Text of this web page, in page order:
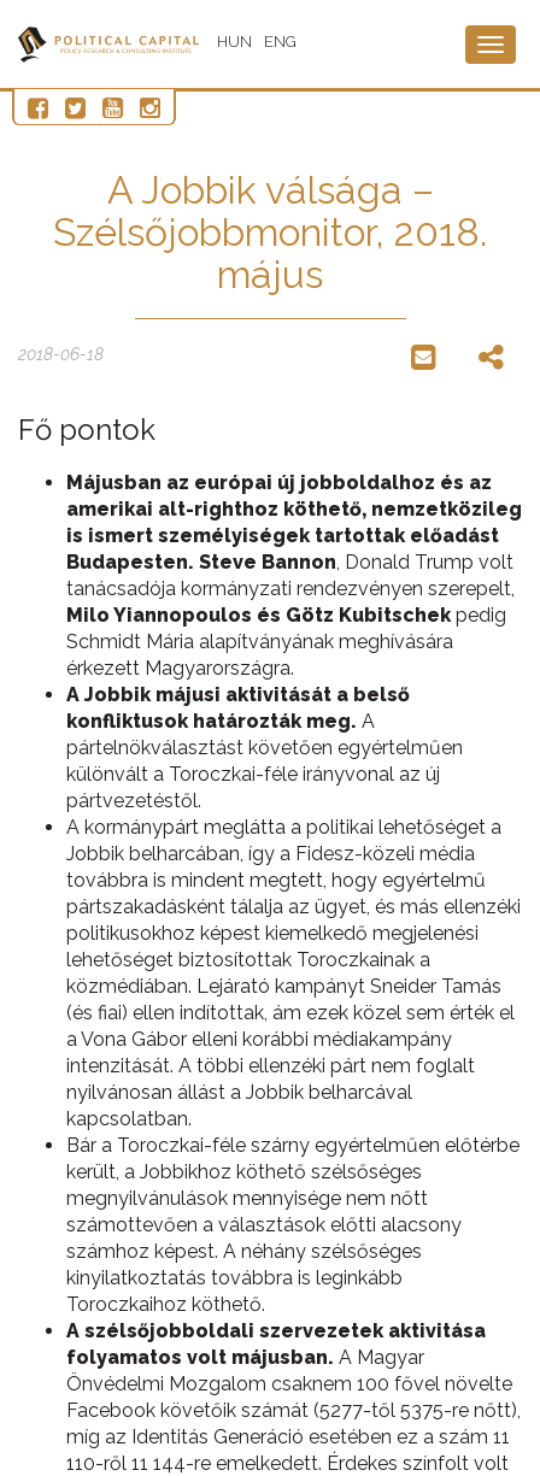
HUN ENG
A Jobbik válsága –
Szélsőjobbmonitor, 2018.
május
2018-06-18
Fő pontok
Májusban az európai új jobboldalhoz és az
amerikai alt-righthoz köthető, nemzetközileg
is ismert személyiségek tartottak előadást
Budapesten. Steve Bannon, Donald Trump volt
tanácsadója kormányzati rendezvényen szerepelt,
Milo Yiannopoulos és Götz Kubitschekpedig
Schmidt Mária alapítványának meghívására
érkezett Magyarországra.
A Jobbik májusi aktivitását a belső
konfliktusok határozták meg. A
pártelnökválasztást követően egyértelműen
különvált a Toroczkai-féle irányvonal az új
pártvezetéstől.
A kormánypárt meglátta a politikai lehetőséget a
Jobbik belharcában, így a Fidesz-közeli média
továbbra is mindent megtett, hogy egyértelmű
pártszakadásként tálalja az ügyet, és más ellenzéki
politikusokhoz képest kiemelkedő megjelenési
lehetőséget biztosítottak Toroczkainak a
közmédiában. Lejárató kampányt Sneider Tamás
(és fiai) ellen indítottak, ám ezek közel sem érték el
a Vona Gábor elleni korábbi médiakampány
intenzitását. A többi ellenzéki párt nem foglalt
nyilvánosan állást a Jobbik belharcával
kapcsolatban.
Bár a Toroczkai-féle szárny egyértelműen előtérbe
került, a Jobbikhoz köthető szélsőséges
megnyilvánulások mennyisége nem nőtt
számottevően a választások előtti alacsony
számhoz képest. A néhány szélsőséges
kinyilatkoztatás továbbra is leginkább
Toroczkaihoz köthető.
A szélsőjobboldali szervezetek aktivitása
folyamatos volt májusban. A Magyar
Önvédelmi Mozgalom csaknem 100 fővel növelte
Facebook követőik számát (5277-től 5375-re nőtt),
míg az Identitás Generáció esetében ez a szám 11
110-ről 11 144-re emelkedett. Érdekes színfolt volt